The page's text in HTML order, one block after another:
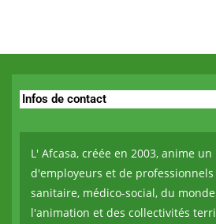
Infos de contact
L' Afcasa, créée en 2003, anime un
d'employeurs et de
sanitaire, médico-social, du
l'animation et des collectivités